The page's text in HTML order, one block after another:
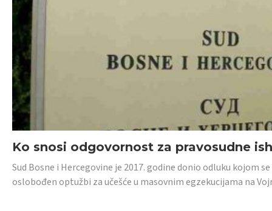
Ko snosi odgovornost za pravosudne
Sud Bosne i Hercegovine je 2017. godine donio odluku kojom
oslobođen optužbi za učešće u masovnim egzekucijama na